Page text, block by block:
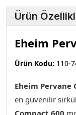
Ürün
Eheim
Ürün Kodu: 110-
Eheim Pervane
en güvenilir
Compact 600